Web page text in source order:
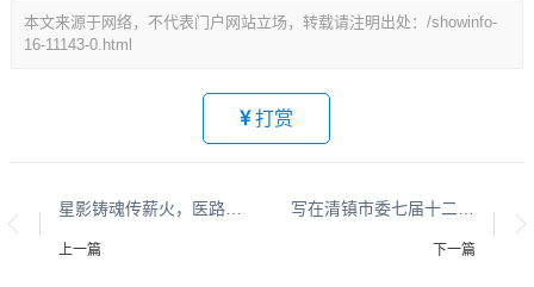
本文来源于网络，不代表门户网站立场，转载请注明出处：/showinfo-
16-11143-0.html
打赏
星影铸魂传薪火，医路同行践初心——徐州医科大学“星影铸魂宣讲团”深入开展“两弹一星”精神志愿宣讲活动
上一篇 下一篇